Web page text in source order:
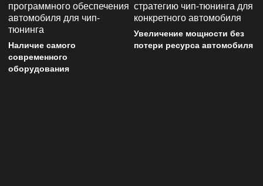
Наличие самого
современного
оборудования
Увеличение мощности без
потери ресурса автомобиля